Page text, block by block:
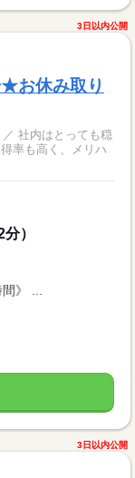
3日以内公開
お休み取り
穏
率も高く、メリハ
）
》 ...
3日以内公開